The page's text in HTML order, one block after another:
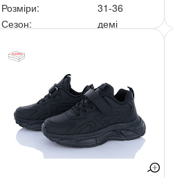
Розміри:
31-36
Сезон:
демі